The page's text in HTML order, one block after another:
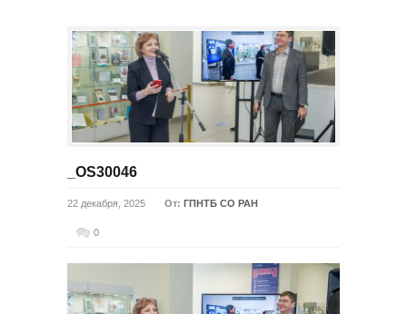
_OS30046
22 декабря, 2025 От: ГПНТБ СО РАН
0